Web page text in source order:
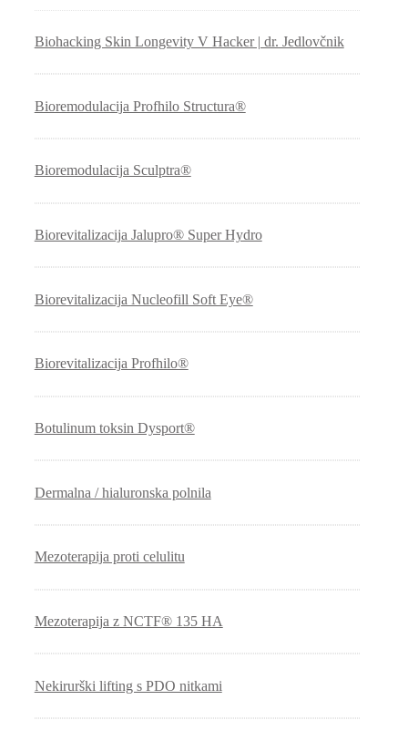
Biohacking Skin Longevity V Hacker | dr. Jedlovčnik
Bioremodulacija Profhilo Structura®
Bioremodulacija Sculptra®
Biorevitalizacija Jalupro® Super Hydro
Biorevitalizacija Nucleofill Soft Eye®
Biorevitalizacija Profhilo®
Botulinum toksin Dysport®
Dermalna / hialuronska polnila
Mezoterapija proti celulitu
Mezoterapija z NCTF® 135 HA
Nekirurški lifting s PDO nitkami